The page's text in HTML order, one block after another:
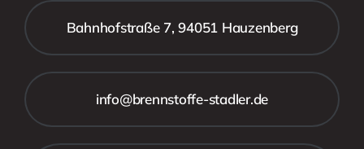
Bahnhofstraße 7, 94051 Hauzenberg
info@brennstoffe-stadler.de